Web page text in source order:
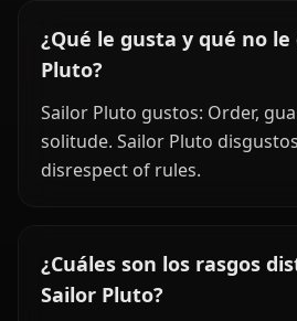
¿Qué le gusta y qué no
Pluto?
Sailor Pluto gustos: Order,
solitude. Sailor Pluto
disrespect of rules.
¿Cuáles son los rasgos
Sailor Pluto?